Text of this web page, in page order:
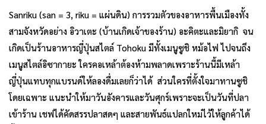
Sanriku (san = 3, riku = แผ่นดิน) การรวมตัวของอาหารพื้นเมืองทั้ง
สามจังหวัดอย่าง อิวาเตะ (บ้านเกิดเจ้าของร้าน) อะคิตะและมิยากิ จน
เกิดเป็นร้านอาหารญี่ปุ่นสไตล์ Tohoku มีทั้งเมนูซูชิ หม้อไฟ ไปจนถึง
เมนูสไตล์อิซากายะ ใครคอเหล้าต้องห้ามพลาดเพราะร้านนี้มีเหล้า
ญี่ปุ่นแทบทุกแบรนด์ให้ลองดื่มเลยก็ว่าได้ ส่วนใครที่ตั้งใจมาทานซูชิ
โดยเฉพาะ แนะนำให้มาวันอังคารและวันศุกร์เพราะจะเป็นวันที่ปลา
เข้าร้าน เชฟได้คัดสรรปลาสดๆ และสายพันธ์แปลกใหม่ไว้ให้ลูกค้าได้